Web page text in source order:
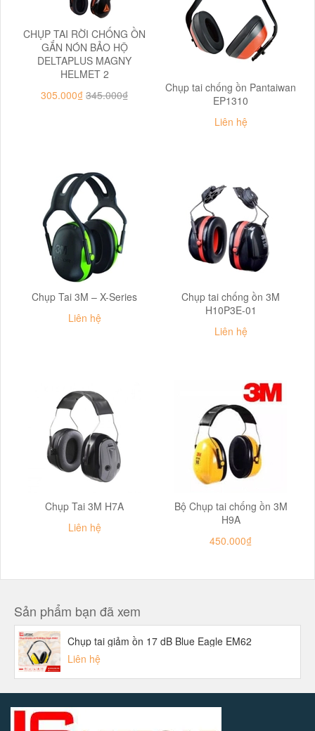
CHỤP TAI RỜI CHỐNG ỒN
GẮN NÓN BẢO HỘ
DELTAPLUS MAGNY
HELMET 2
305.000₫ 345.000₫
Chụp tai chống ồn Pantaiwan
EP1310
Liên hệ
Chụp Tai 3M – X-Series
Liên hệ
Chụp tai chống ồn 3M
H10P3E-01
Liên hệ
Chụp Tai 3M H7A
Liên hệ
Bộ Chụp tai chống ồn 3M
H9A
450.000₫
Sản phẩm bạn đã xem
Chụp tai giảm ồn 17 dB Blue Eagle EM62
Liên hệ